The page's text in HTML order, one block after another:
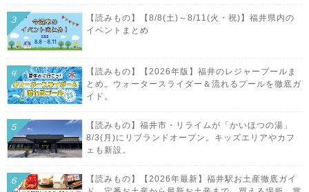
【読みもの】【8/8(土)～8/11(火・祝)】福井県内の
イベントまとめ
【読みもの】【2026年版】福井のレジャープールま
とめ。ウォータースライダー＆流れるプールを徹底ガ
イド。
【読みもの】福井市・リライムが「かいほつの湯」
8/3(月)にリブランドオープン。キッズエリアやカフ
ェも新設。
【読みもの】【2026年最新】福井駅お土産徹底ガイ